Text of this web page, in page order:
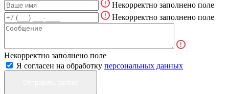
Некорректно заполнено поле
Некорректно заполнено поле
Некорректно заполнено поле
Я согласен на обработку персональных данных